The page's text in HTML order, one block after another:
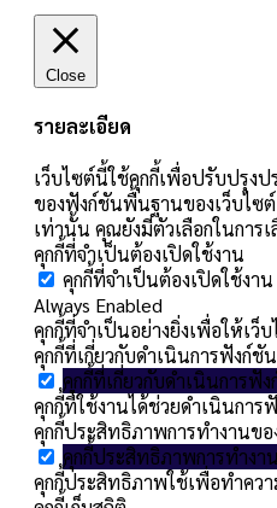
Close
รายละเอียด
เว็บไซต์นี้ใช้คุกกี้เพื่อปรับปรุง
ของฟังก์ชันพื้นฐานของเว็บไซต์
เท่านั้น คุณยังมีตัวเลือกในการ
คุกกี้ที่จำเป็นต้องเปิดใช้งาน
คุกกี้ที่จำเป็นต้องเปิดใช้งาน
Always Enabled
คุกกี้ที่จำเป็นอย่างยิ่งเพื่อให้เ
คุกกี้ที่เกี่ยวกับดำเนินการฟังก์ชัน
คุกกี้ที่เกี่ยวกับดำเนินการฟั
คุกกี้ที่ใช้งานได้ช่วยดำเนินกา
คุกกี้ประสิทธิภาพการทำงานขอ
คุกกี้ประสิทธิภาพการทำงา
คุกกี้ประสิทธิภาพใช้เพื่อทำคว